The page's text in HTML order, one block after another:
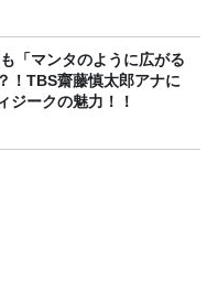
「マンタのように広がる
！TBS齋藤慎太郎アナに
ジークの魅力！！